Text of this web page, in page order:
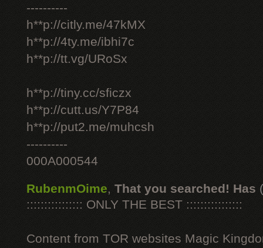
----------
h**p://citly.me/47kMX
h**p://4ty.me/ibhi7c
h**p://tt.vg/URoSx
h**p://tiny.cc/sficzx
h**p://cutt.us/Y7P84
h**p://put2.me/muhcsh
----------
000A000544
RubenmOime, That you searched! Has
:::::::::::::::: ONLY THE BEST ::::::::::::::::
Content from TOR websites Magic